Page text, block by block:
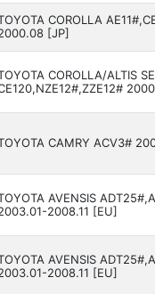
COROLLA
[JP]
COROLLA/ALTIS
CAMRY ACV3#
AVENSIS
2008.11 [EU]
AVENSIS
2008.11 [EU]